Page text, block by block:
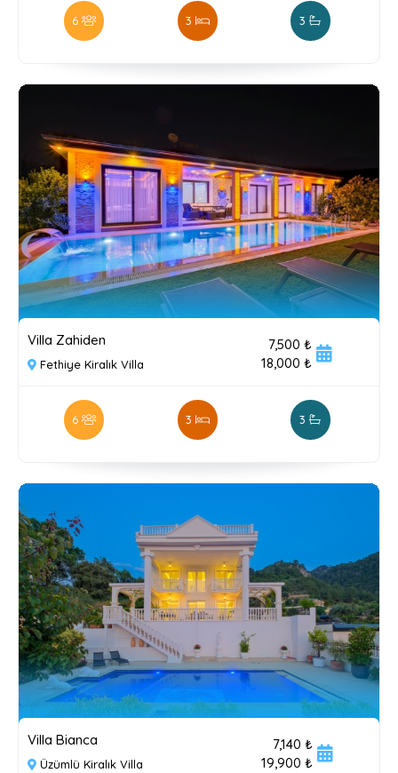
6 3 3
Villa Zahiden
Fethiye Kiralık Villa
7,500 ₺
18,000 ₺
6 3 3
Villa Bianca
Üzümlü Kiralık Villa
7,140 ₺
19,900 ₺